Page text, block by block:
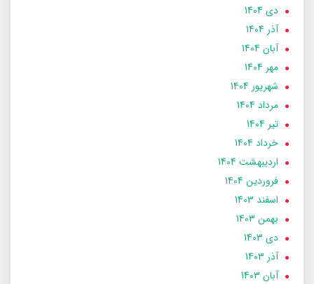
دی 1404
آذر 1404
آبان 1404
مهر 1404
شهریور 1404
مرداد 1404
تير 1404
خرداد 1404
ارديبهشت 1404
فروردین 1404
اسفند 1403
بهمن 1403
دی 1403
آذر 1403
آبان 1403